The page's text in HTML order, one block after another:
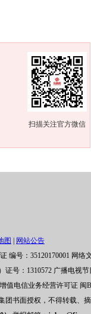
扫描关注官方微信